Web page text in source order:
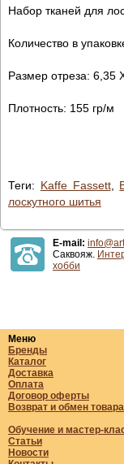
Набор тканей для
Количество в
Размер отреза: 6,35
Плотность: 155 гр/м
Теги: Kaffe Fassett,
лоскутного шитья
E-mail:
Саквояж.
хобби
Меню
Бренды
Каталог
Доставка
Оплата
Договор оферты
Возврат и обмен товара
Обучение и мастер-
Статьи
Новости